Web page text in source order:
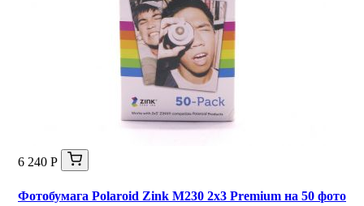
6 240 Р
Фотобумага Polaroid Zink M230 2x3 Premium на 50 фото